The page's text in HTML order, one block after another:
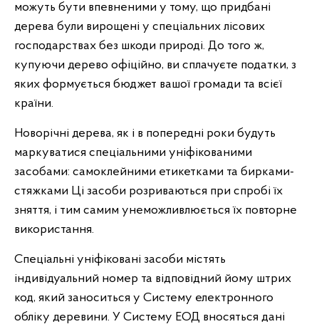
можуть бути впевненими у тому, що придбані
дерева були вирощені у спеціальних лісових
господарствах без шкоди природі. До того ж,
купуючи дерево офіційно, ви сплачуєте податки, з
яких формується бюджет вашої громади та всієї
країни.
Новорічні дерева, як і в попередні роки будуть
маркуватися спеціальними уніфікованими
засобами: самоклейними етикетками та бирками-
стяжками Ці засоби розриваються при спробі їх
зняття, і тим самим унеможливлюється їх повторне
використання.
Спеціальні уніфіковані засоби містять
індивідуальний номер та відповідний йому штрих
код, який заноситься у Систему електронного
обліку деревини. У Систему ЕОД вносяться дані